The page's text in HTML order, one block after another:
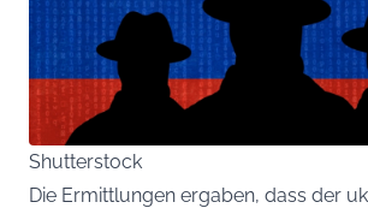
Shutterstock
Die Ermittlungen ergaben, dass der